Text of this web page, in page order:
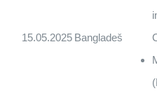
15.05.2025 Bangladeš